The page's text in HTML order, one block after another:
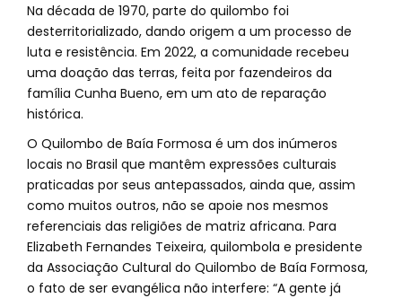
Na década de 1970, parte do quilombo foi
desterritorializado, dando origem a um processo de
luta e resistência. Em 2022, a comunidade recebeu
uma doação das terras, feita por fazendeiros da
família Cunha Bueno, em um ato de reparação
histórica.
O Quilombo de Baía Formosa é um dos inúmeros
locais no Brasil que mantêm expressões culturais
praticadas por seus antepassados, ainda que, assim
como muitos outros, não se apoie nos mesmos
referenciais das religiões de matriz africana. Para
Elizabeth Fernandes Teixeira, quilombola e presidente
da Associação Cultural do Quilombo de Baía Formosa,
o fato de ser evangélica não interfere: “A gente já